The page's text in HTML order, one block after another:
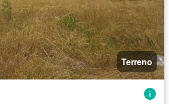
Terreno